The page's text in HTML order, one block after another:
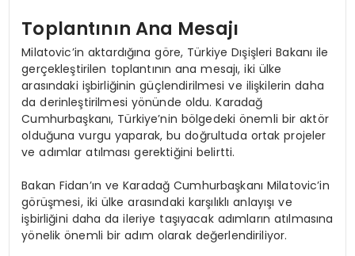
Toplantının Ana Mesajı
Milatovic’in aktardığına göre, Türkiye Dışişleri Bakanı ile
gerçekleştirilen toplantının ana mesajı, iki ülke
arasındaki işbirliğinin güçlendirilmesi ve ilişkilerin daha
da derinleştirilmesi yönünde oldu. Karadağ
Cumhurbaşkanı, Türkiye’nin bölgedeki önemli bir aktör
olduğuna vurgu yaparak, bu doğrultuda ortak projeler
ve adımlar atılması gerektiğini belirtti.
Bakan Fidan’ın ve Karadağ Cumhurbaşkanı Milatovic’in
görüşmesi, iki ülke arasındaki karşılıklı anlayışı ve
işbirliğini daha da ileriye taşıyacak adımların atılmasına
yönelik önemli bir adım olarak değerlendiriliyor.